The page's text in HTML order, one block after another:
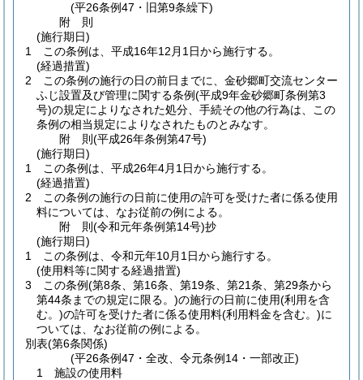
(平26条例47・旧第9条繰下)
附 則
(施行期日)
1
この条例は、平成16年12月1日から施行する。
(経過措置)
2
この条例の施行の日の前日までに、金砂郷町交流センター
ふじ設置及び管理に関する条例(平成9年金砂郷町条例第3
号)の規定によりなされた処分、手続その他の行為は、この
条例の相当規定によりなされたものとみなす。
附 則(平成26年条例第47号)
(施行期日)
1
この条例は、平成26年4月1日から施行する。
(経過措置)
2
この条例の施行の日前に使用の許可を受けた者に係る使用
料については、なお従前の例による。
附 則(令和元年条例第14号)抄
(施行期日)
1
この条例は、令和元年10月1日から施行する。
(使用料等に関する経過措置)
3
この条例(第8条、第16条、第19条、第21条、第29条から
第44条までの規定に限る。)の施行の日前に使用(利用を含
む。)の許可を受けた者に係る使用料(利用料金を含む。)に
ついては、なお従前の例による。
別表(第6条関係)
(平26条例47・全改、令元条例14・一部改正)
1 施設の使用料